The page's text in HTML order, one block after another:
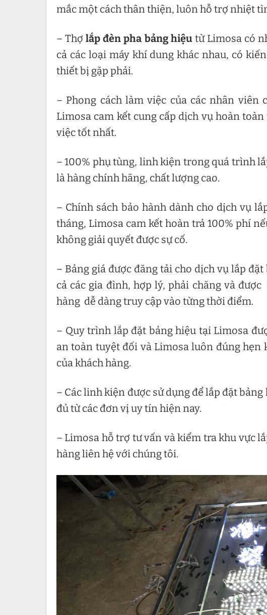
mắc một cách thân thiện, luôn hỗ trợ nhiệt
– Thợlắp đèn pha bảng hiệutừ Limosa có
cả các loại máy khí dung khác nhau, có
thiết bị gặp phải.
– Phong cách làm việc của các nhân
Limosa cam kết cung cấp dịch vụ hoàn
việc tốt nhất.
– 100% phụ tùng, linh kiện trong quá trình
là hàng chính hãng, chất lượng cao.
– Chính sách bảo hành dành cho dịch vụ
tháng, Limosa cam kết hoàn trả 100% phí
không giải quyết được sự cố.
– Bảng giá được đăng tải cho dịch vụ lắp
cả các gia đình, hợp lý, phải chăng và
hàng dễ dàng truy cập vào từng thời điểm.
– Quy trình lắp đặt bảng hiệu tại Limosa
an toàn tuyệt đối và Limosa luôn đúng
của khách hàng.
– Các linh kiện được sử dụng để lắp đặt
đủ từ các đơn vị uy tín hiện nay.
– Limosa hỗ trợ tư vấn và kiểm tra khu vực
hàng liên hệ với chúng tôi.